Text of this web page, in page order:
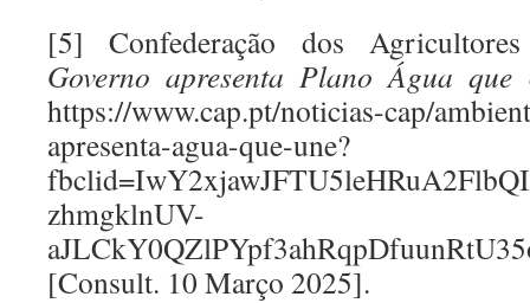
[5] Confederação dos
Governo apresenta Plano Água que
https://www.cap.pt/noticias-cap/
apresenta-agua-que-une?
zhmgklnUV-
[Consult. 10 Março 2025].